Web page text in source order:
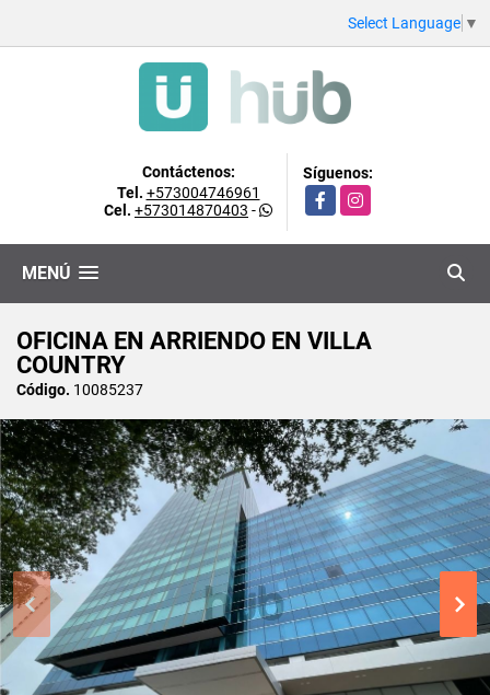
Select Language ▼
Contáctenos:
Tel. +573004746961
Cel. +573014870403 -
Síguenos:
FacebookInstagram
MENÚ
OFICINA EN ARRIENDO EN VILLA
COUNTRY
Código. 10085237